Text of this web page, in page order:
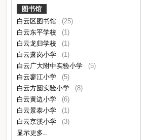
图书馆
白云区图书馆
(25)
白云东平学校
(1)
白云龙归学校
(1)
白云萧岗小学
(1)
白云广大附中实验小学
(5)
白云蓼江小学
(5)
白云方圆实验小学
(8)
白云黄边小学
(6)
白云景泰小学
(1)
白云京溪小学
(3)
显示更多..